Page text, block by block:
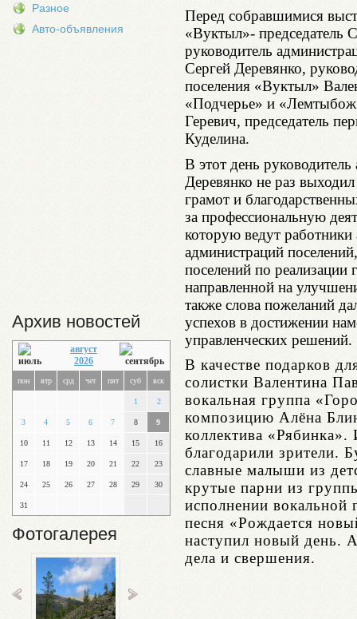
Разное
Авто-объявления
Архив новостей
август
2026
пон втр срд чет пят суб вск
1 2
3 4 5 6 7 8 9
10 11 12 13 14 15 16
17 18 19 20 21 22 23
24 25 26 27 28 29 30
31
Фотогалерея
Перед собравшимися
«Вуктыл»- председатель
руководитель
Сергей Деревянко,
поселения «Вуктыл»
«Подчерье» и
Геревич, председатель
Куделина.
В этот день
Деревянко не раз
грамот и
за профессиональную
которую ведут
администраций
поселений по реализации
направленной на
также слова пожеланий
успехов в достижении
управленческих решений.
В качестве подарков
солистки Валентина
вокальная группа
композицию Алёна
коллектива
благодарили зрители.
славные малыши из
крутые парни из
исполнении вокальной
песня «Рождается
наступил новый день.
дела и свершения.